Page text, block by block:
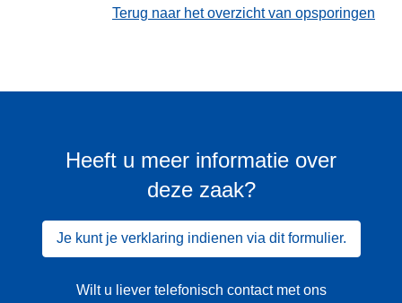
Terug naar het overzicht van opsporingen
Heeft u meer informatie over
deze zaak?
Je kunt je verklaring indienen via dit formulier.
Wilt u liever telefonisch contact met ons